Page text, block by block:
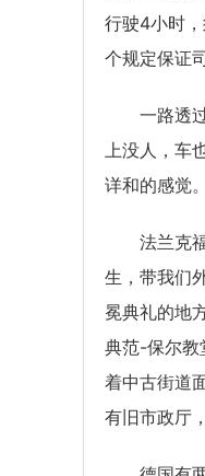
行驶4小时
个规定保证
一路透过
上没人，车
详和的感觉。
法兰克福
生，带我们
冕典礼的地
典范-保尔教
着中古街道
有旧市政厅